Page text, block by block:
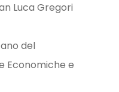
Luca Gregori
del
Economiche e